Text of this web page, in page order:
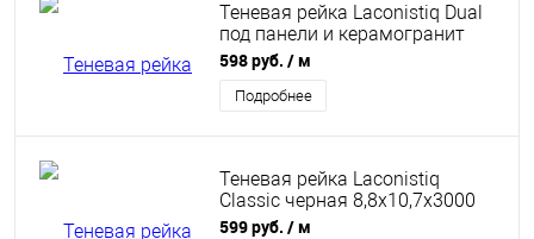
Теневая рейка Laconistiq Dual
под панели и керамогранит
черная 8,6х12х3000 мм
анодированный
598 руб. / м
Подробнее
Теневая рейка Laconistiq
Classic черная 8,8х10,7х3000
мм муар вставка Flex в
599 руб. / м